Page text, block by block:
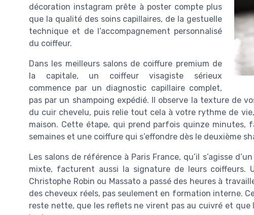
décoration instagram prête à poster compte plus
que la qualité des soins capillaires, de la gestuelle
technique et de l’accompagnement personnalisé
du coiffeur.
Dans les meilleurs salons de coiffure premium de
la capitale, un coiffeur visagiste sérieux
commence par un diagnostic capillaire complet,
pas par un shampoing expédié. Il observe la texture de
du cuir chevelu, puis relie tout cela à votre rythme de
maison. Cette étape, qui prend parfois quinze
semaines et une coiffure qui s’effondre dès le deuxième
Les salons de référence à Paris France, qu’il s’agisse
mixte, facturent aussi la signature de leurs coiffeurs.
Christophe Robin ou Massato a passé des heures à
des cheveux réels, pas seulement en formation interne.
reste nette, que les reflets ne virent pas au cuivré et que